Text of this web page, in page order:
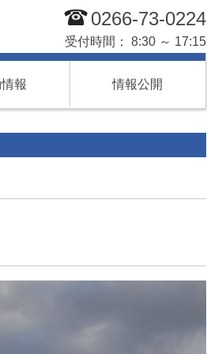
0266-73-0224
受付時間： 8:30 ～ 17:15
報 情報公開